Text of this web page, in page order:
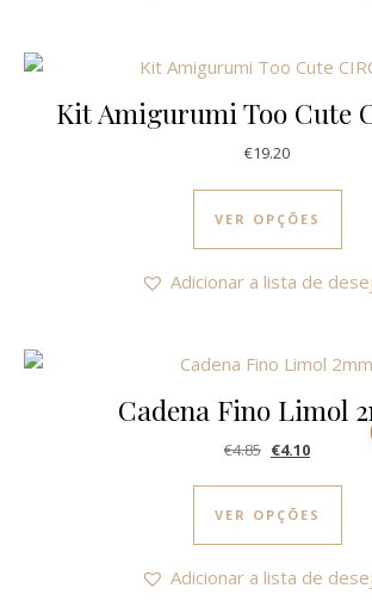
Kit Amigurumi Too Cute
€19.20
VER OPÇÕES
Adicionar a lista de
Cadena Fino Limol
€4.85 O preço
€4.10O preço
VER OPÇÕES
Adicionar a lista de